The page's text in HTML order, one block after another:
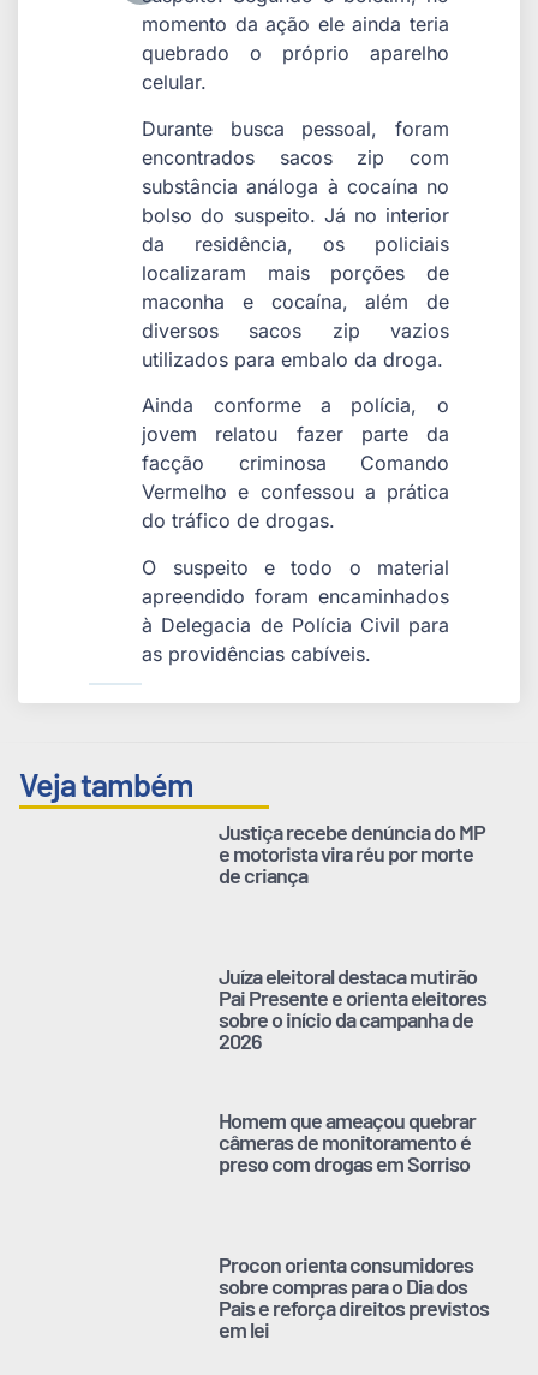
momento da ação ele ainda teria
quebrado o próprio aparelho
celular.
Durante busca pessoal, foram
encontrados sacos zip com
substância análoga à cocaína no
bolso do suspeito. Já no interior
da residência, os policiais
localizaram mais porções de
maconha e cocaína, além de
diversos sacos zip vazios
utilizados para embalo da droga.
Ainda conforme a polícia, o
jovem relatou fazer parte da
facção criminosa Comando
Vermelho e confessou a prática
do tráfico de drogas.
O suspeito e todo o material
apreendido foram encaminhados
à Delegacia de Polícia Civil para
as providências cabíveis.
Veja também
Justiça recebe denúncia do MP
e motorista vira réu por morte
de criança
Juíza eleitoral destaca mutirão
Pai Presente e orienta eleitores
sobre o início da campanha de
2026
Homem que ameaçou quebrar
câmeras de monitoramento é
preso com drogas em Sorriso
Procon orienta consumidores
sobre compras para o Dia dos
Pais e reforça direitos previstos
em lei